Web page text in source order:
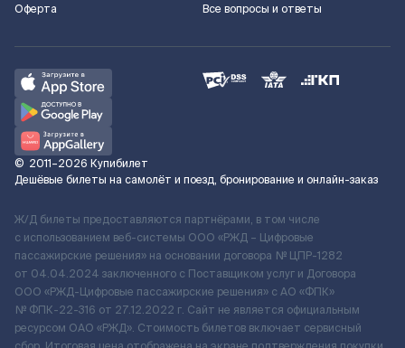
Оферта
Все вопросы и ответы
© 2011–2026 Купибилет
Дешёвые билеты на самолёт и поезд, бронирование и онлайн-заказ
Ж/Д билеты предоставляются партнёрами, в том числе
с использованием веб-системы ООО «РЖД – Цифровые
пассажирские решения» на основании договора № ЦПР-1282
от 04.04.2024 заключенного с Поставщиком услуг и Договора
ООО «РЖД-Цифровые пассажирские решения» c АО «ФПК»
№ ФПК-22-316 от 27.12.2022 г. Сайт не является официальным
ресурсом ОАО «РЖД». Стоимость билетов включает сервисный